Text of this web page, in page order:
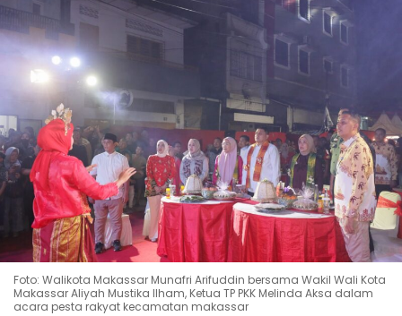
Foto: Walikota Makassar Munafri Arifuddin bersama Wakil Wali Kota
Makassar Aliyah Mustika Ilham, Ketua TP PKK Melinda Aksa dalam
acara pesta rakyat kecamatan makassar